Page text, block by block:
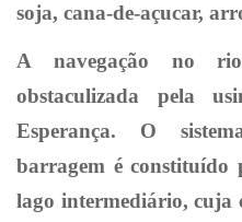
soja, cana-de-açucar,
A navegação no rio
obstaculizada pela
Esperança. O
barragem é constituído
lago intermediário, cuja